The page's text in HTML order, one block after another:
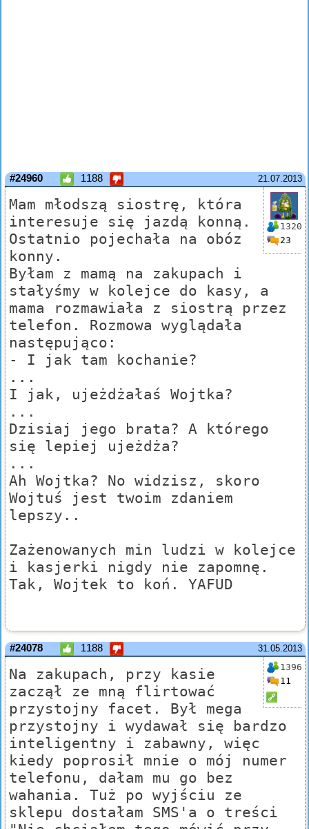
21.07.2013
#24960 1188
1320
23
Mam młodszą siostrę, która
interesuje się jazdą konną.
Ostatnio pojechała na obóz
konny.
Byłam z mamą na zakupach i
stałyśmy w kolejce do kasy, a
mama rozmawiała z siostrą przez
telefon. Rozmowa wyglądała
następująco:
- I jak tam kochanie?
...
I jak, ujeżdżałaś Wojtka?
...
Dzisiaj jego brata? A którego
się lepiej ujeżdża?
...
Ah Wojtka? No widzisz, skoro
Wojtuś jest twoim zdaniem
lepszy..
Zażenowanych min ludzi w kolejce
i kasjerki nigdy nie zapomnę.
Tak, Wojtek to koń. YAFUD
31.05.2013
#24078 1188
1396
11
Na zakupach, przy kasie
zaczął ze mną flirtować
przystojny facet. Był mega
przystojny i wydawał się bardzo
inteligentny i zabawny, więc
kiedy poprosił mnie o mój numer
telefonu, dałam mu go bez
wahania. Tuż po wyjściu ze
sklepu dostałam SMS'a o treści